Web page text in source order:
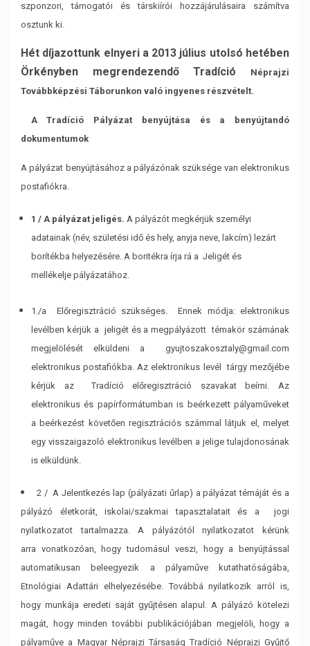
szponzori, támogatói és társkiírói hozzájárulásaira számítva
osztunk ki.
Hét díjazottunk elnyeri a 2013 július utolsó hetében
Örkényben megrendezendő Tradíció
Néprajzi
Továbbképzési Táborunkon való ingyenes részvételt.
A Tradíció Pályázat benyújtása és a benyújtandó
dokumentumok
A pályázat benyújtásához a pályázónak szüksége van elektronikus
postafiókra.
1 / A pályázat jeligés. A pályázót megkérjük személyi
adatainak (név, születési idő és hely, anyja neve, lakcím) lezárt
borítékba helyezésére. A boritékra írja rá a Jeligét és
mellékelje pályázatához.
1./a Előregisztráció szükséges.Ennek módja: elektronikus
levélben kérjük a jeligét és a megpályázott témakör számának
megjelölését elküldeni a gyujtoszakosztaly@gmail.com
elektronikuspostafiókba. Az elektronikus levél tárgy mezőjébe
kérjük az Tradíció előregisztráció szavakat beírni. Az
elektronikus és papírformátumban is beérkezett pályaműveket
a beérkezést követően regisztrációs számmal látjuk el, melyet
egy visszaigazoló elektronikus levélben a jelige tulajdonosának
is elküldünk.
2 / A Jelentkezés lap (pályázati űrlap) a pályázat témáját és a
pályázó életkorát, iskolai/szakmaitapasztalatait és a jogi
nyilatkozatot tartalmazza. A pályázótól nyilatkozatot kérünk
arra vonatkozóan, hogy tudomásul veszi, hogy a benyújtással
automatikusan beleegyezik a pályaműve
kutathatóságába,
Etnológiai Adattári elhelyezésébe. Továbbá nyilatkozik arról is,
hogy munkája eredeti saját gyűjtésen alapul. A pályázó kötelezi
magát, hogy minden további publikációjában megjelöli, hogy a
pályaműve a Magyar Néprajzi Társaság Tradíció Néprajzi Gyűjtő